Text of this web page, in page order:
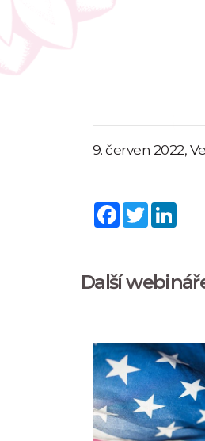
9. červen 2022,
Facebook
Twitter
Další